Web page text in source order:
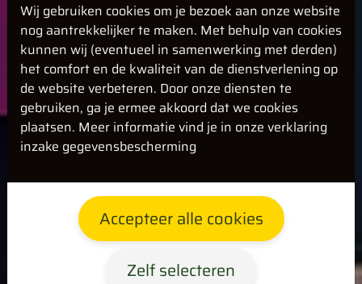
Wij gebruiken cookies om je bezoek aan onze website
nog aantrekkelijker te maken. Met behulp van cookies
kunnen wij (eventueel in samenwerking met derden)
het comfort en de kwaliteit van de dienstverlening op
de website verbeteren. Door onze diensten te
gebruiken, ga je ermee akkoord dat we cookies
plaatsen. Meer informatie vind je in onze verklaring
inzake gegevensbescherming
Accepteer alle cookies
Zelf selecteren
GEZOCHT: 20
personen uit
Valkenswaard e.o.